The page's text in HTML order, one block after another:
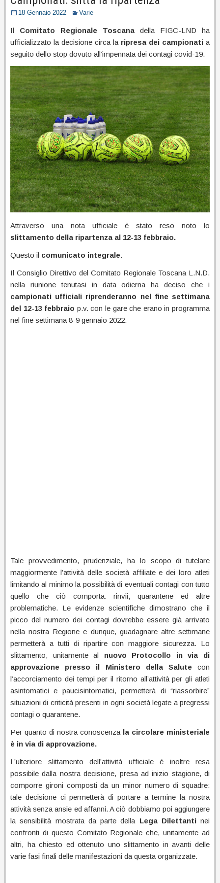
18 Gennaio 2022 Varie
Il Comitato Regionale Toscana della FIGC-LND ha
ufficializzato la decisione circa la ripresa dei campionati a
seguito dello stop dovuto all’impennata dei contagi covid-19.
Attraverso una nota ufficiale è stato reso noto lo
slittamento della ripartenza al 12-13 febbraio.
Questo il comunicato integrale:
Il Consiglio Direttivo del Comitato Regionale Toscana L.N.D.
nella riunione tenutasi in data odierna ha deciso che i
campionati ufficiali riprenderanno nel fine settimana
del 12-13 febbraio p.v. con le gare che erano in programma
nel fine settimana 8-9 gennaio 2022.
Tale provvedimento, prudenziale, ha lo scopo di tutelare
maggiormente l’attività delle società affiliate e dei loro atleti
limitando al minimo la possibilità di eventuali contagi con tutto
quello che ciò comporta: rinvii, quarantene ed altre
problematiche. Le evidenze scientifiche dimostrano che il
picco del numero dei contagi dovrebbe essere già arrivato
nella nostra Regione e dunque, guadagnare altre settimane
permetterà a tutti di ripartire con maggiore sicurezza. Lo
slittamento, unitamente al nuovo Protocollo in via di
approvazione presso il Ministero della Salute con
l’accorciamento dei tempi per il ritorno all’attività per gli atleti
asintomatici e paucisintomatici, permetterà di “riassorbire”
situazioni di criticità presenti in ogni società legate a pregressi
contagi o quarantene.
Per quanto di nostra conoscenza la circolare ministeriale
è in via di approvazione.
L’ulteriore slittamento dell’attività ufficiale è inoltre resa
possibile dalla nostra decisione, presa ad inizio stagione, di
comporre gironi composti da un minor numero di squadre:
tale decisione ci permetterà di portare a termine la nostra
attività senza ansie ed affanni. A ciò dobbiamo poi aggiungere
la sensibilità mostrata da parte della Lega Dilettantinei
confronti di questo Comitato Regionale che, unitamente ad
altri, ha chiesto ed ottenuto uno slittamento in avanti delle
varie fasi finali delle manifestazioni da questa organizzate.